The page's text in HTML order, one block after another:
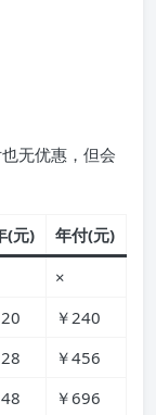
无优惠，但会
(元)
年付(元)
×
￥240
￥456
￥696